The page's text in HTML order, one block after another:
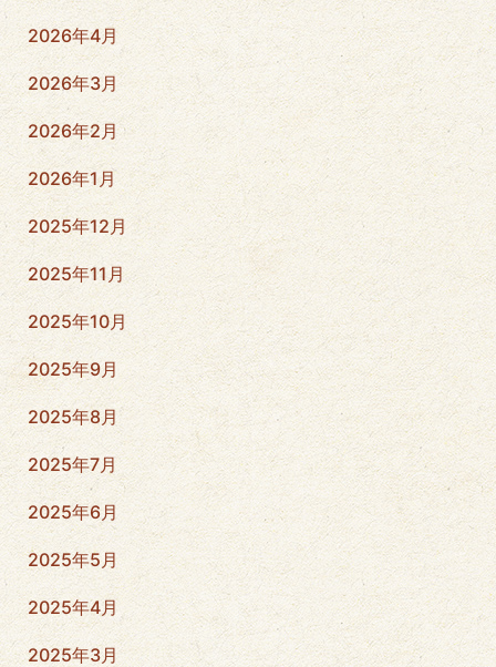
2026年4月
2026年3月
2026年2月
2026年1月
2025年12月
2025年11月
2025年10月
2025年9月
2025年8月
2025年7月
2025年6月
2025年5月
2025年4月
2025年3月